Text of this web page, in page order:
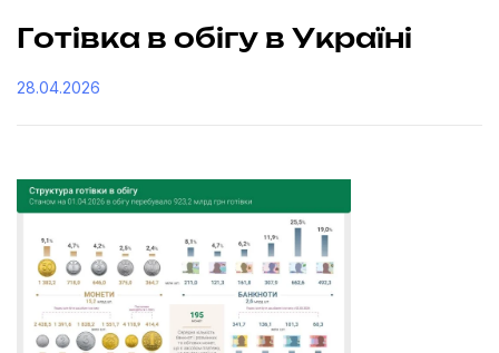
Готівка в обігу в Україні
28.04.2026